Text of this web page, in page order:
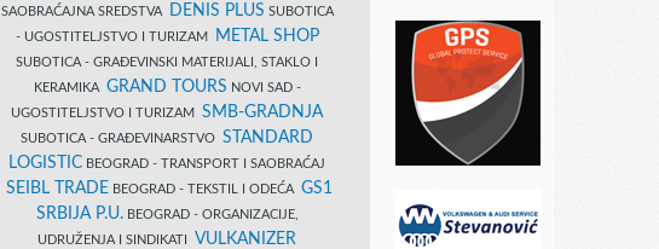
SAOBRAĆAJNA SREDSTVA
DENIS PLUS SUBOTICA
- UGOSTITELJSTVO I TURIZAM
METAL SHOP
SUBOTICA - GRAĐEVINSKI MATERIJALI, STAKLO I
KERAMIKA GRAND TOURS NOVI SAD -
UGOSTITELJSTVO I TURIZAM SMB-GRADNJA
SUBOTICA - GRAĐEVINARSTVO STANDARD
LOGISTIC BEOGRAD - TRANSPORT I SAOBRAĆAJ
SEIBL TRADE BEOGRAD - TEKSTIL I ODEĆA GS1
SRBIJA P.U.BEOGRAD - ORGANIZACIJE,
UDRUŽENJA I SINDIKATI VULKANIZER